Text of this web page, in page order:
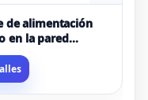
de alimentación
en la pared